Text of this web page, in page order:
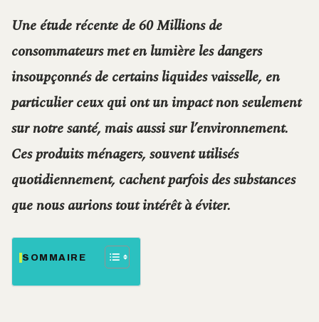
Une étude récente de 60 Millions de
consommateurs met en lumière les dangers
insoupçonnés de certains liquides vaisselle, en
particulier ceux qui ont un impact non seulement
sur notre santé, mais aussi sur l’environnement.
Ces produits ménagers, souvent utilisés
quotidiennement, cachent parfois des substances
que nous aurions tout intérêt à éviter.
SOMMAIRE